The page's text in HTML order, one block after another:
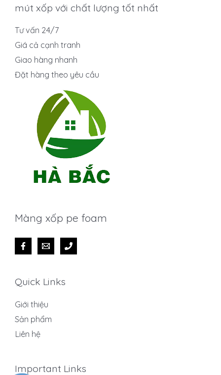
mút xốp với chất lượng tốt nhất
Tư vấn 24/7
Giá cả cạnh tranh
Giao hàng nhanh
Đặt hàng theo yêu cầu
Màng xốp pe foam
Quick Links
Giới thiệu
Sản phẩm
Liên hệ
Important Links